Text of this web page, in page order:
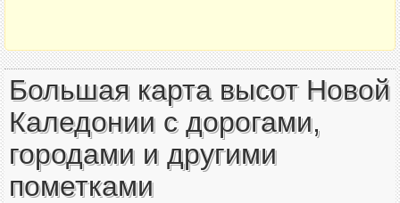
Большая карта высот Новой
Каледонии с дорогами,
городами и другими
пометками